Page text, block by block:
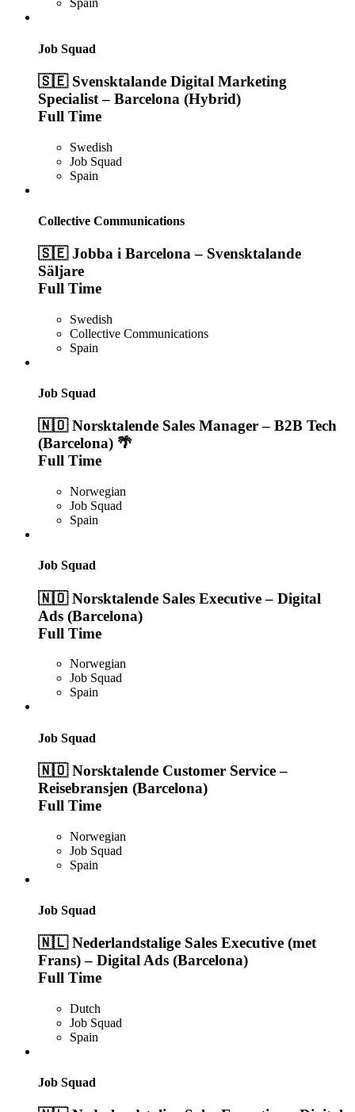
Spain
Job Squad
🇸🇪 Svensktalande Digital Marketing
Specialist – Barcelona (Hybrid)
Full Time
Swedish
Job Squad
Spain
Collective Communications
🇸🇪 Jobba i Barcelona – Svensktalande
Säljare
Full Time
Swedish
Collective Communications
Spain
Job Squad
🇳🇴 Norsktalende Sales Manager – B2B Tech
(Barcelona) 🌴
Full Time
Norwegian
Job Squad
Spain
Job Squad
🇳🇴 Norsktalende Sales Executive – Digital
Ads (Barcelona)
Full Time
Norwegian
Job Squad
Spain
Job Squad
🇳🇴 Norsktalende Customer Service –
Reisebransjen (Barcelona)
Full Time
Norwegian
Job Squad
Spain
Job Squad
🇳🇱 Nederlandstalige Sales Executive (met
Frans) – Digital Ads (Barcelona)
Full Time
Dutch
Job Squad
Spain
Job Squad